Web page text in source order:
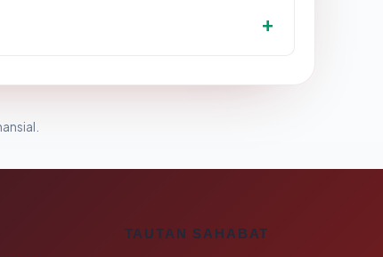
TAUTAN SAHABAT